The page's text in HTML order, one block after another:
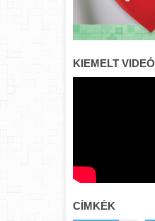
KIEMELT VIDEÓ
CÍMKÉK